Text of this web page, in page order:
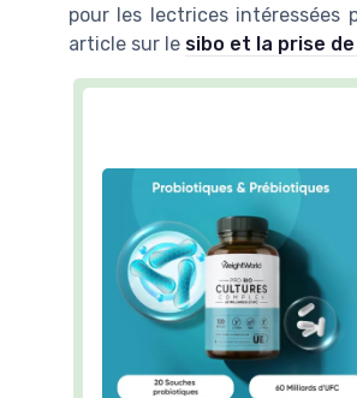
pour les lectrices
article sur le sibo et la prise